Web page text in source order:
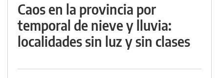
Caos en la provincia por
temporal de nieve y lluvia:
localidades sin luz y sin clases